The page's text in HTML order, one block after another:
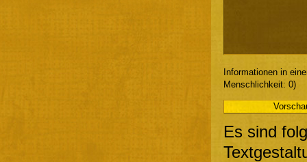
Informationen in
Menschlichkeit: 0)
Es sind